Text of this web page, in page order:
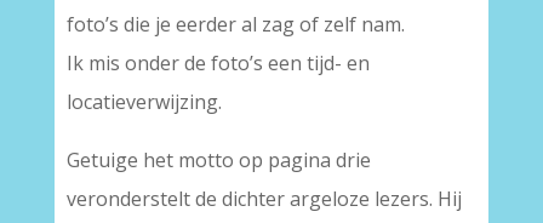
foto’s die je eerder al zag of zelf nam.
Ik mis onder de foto’s een tijd- en
locatieverwijzing.
Getuige het motto op pagina drie
veronderstelt de dichter argeloze lezers. Hij